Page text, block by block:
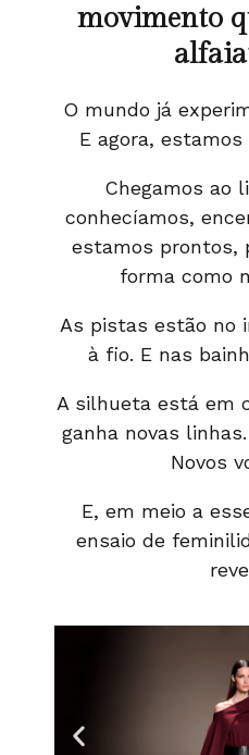
movimento
O mundo já
E agora,
Chegamos ao
conhecíamos,
estamos prontos,
forma como
As pistas estão no
à fio. E nas
A silhueta está em
ganha novas
Novos
E, em meio a
ensaio de